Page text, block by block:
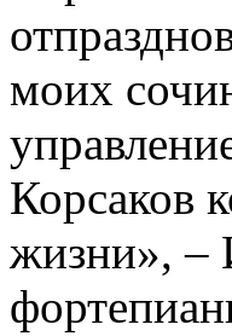
моих
Корсаков
жизни», –